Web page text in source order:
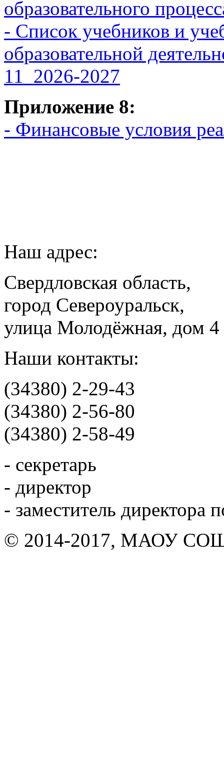
образовательного
- Список учебников и
образовательной
11_2026-2027
Приложение 8:
- Финансовые условия
Наш адрес:
Свердловская область,
город Североуральск,
улица Молодёжная, дом 4
Наши контакты:
(34380) 2-29-43
(34380) 2-56-80
(34380) 2-58-49
- секретарь
- директор
- заместитель директора
© 2014-2017, МАОУ СОШ